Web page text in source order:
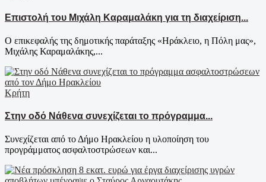
Επιστολή του Μιχάλη Καραμαλάκη για τη διαχείριση...
Ο επικεφαλής της δημοτικής παράταξης «Ηράκλειο, η Πόλη μας»,
Μιχάλης Καραμαλάκης,...
Κρήτη
Στην οδό Νάθενα συνεχίζεται το πρόγραμμα...
Συνεχίζεται από το Δήμο Ηρακλείου η υλοποίηση του
προγράμματος ασφαλτοστρώσεων και...